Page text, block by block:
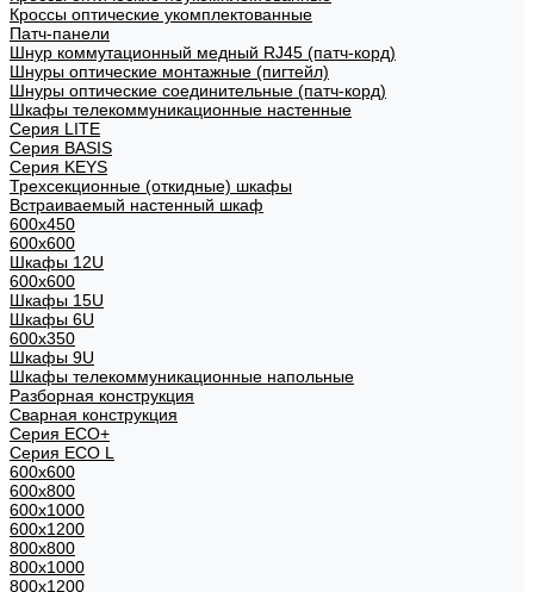
Кроссы оптические укомплектованные
Патч-панели
Шнур коммутационный медный RJ45 (патч-корд)
Шнуры оптические монтажные (пигтейл)
Шнуры оптические соединительные (патч-корд)
Шкафы телекоммуникационные настенные
Cерия LITE
Cерия BASIS
Cерия KEYS
Трехсекционные (откидные) шкафы
Встраиваемый настенный шкаф
600x450
600x600
Шкафы 12U
600x600
Шкафы 15U
Шкафы 6U
600x350
Шкафы 9U
Шкафы телекоммуникационные напольные
Разборная конструкция
Сварная конструкция
Серия ECO+
Серия ECO L
600x600
600x800
600х1000
600х1200
800x800
800х1000
800х1200